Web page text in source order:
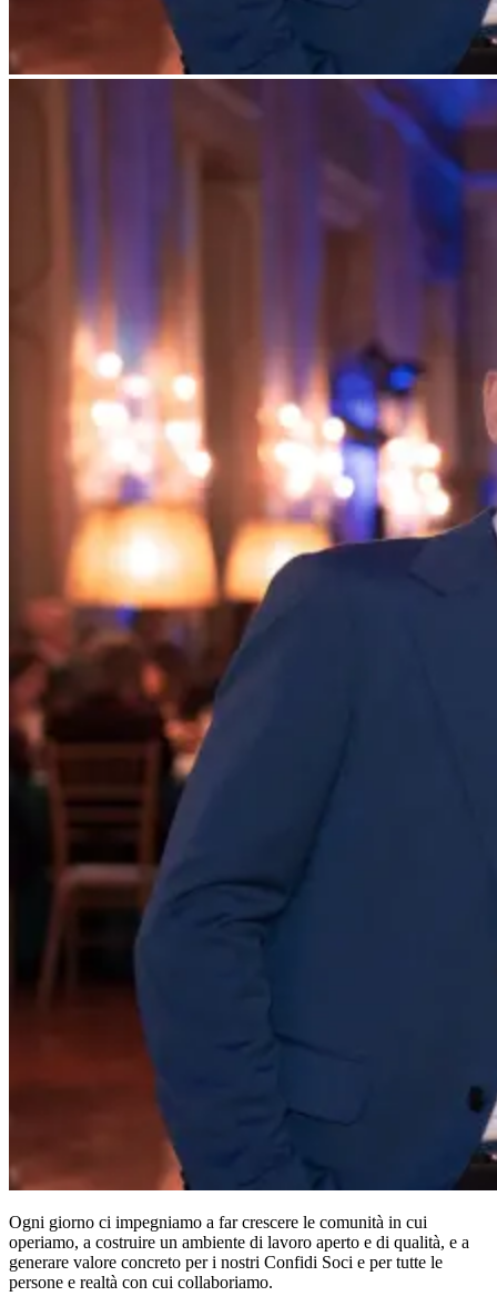
Ogni giorno ci impegniamo a far crescere le comunità in cui
operiamo, a costruire un ambiente di lavoro aperto e di qualità, e a
generare valore concreto per i nostri Confidi Soci e per tutte le
persone e realtà con cui collaboriamo.